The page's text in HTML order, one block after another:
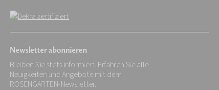
Newsletter abonnieren
Bleiben Sie stets informiert. Erfahren Sie alle
Neuigkeiten und Angebote mit dem
ROSENGARTEN-Newsletter.